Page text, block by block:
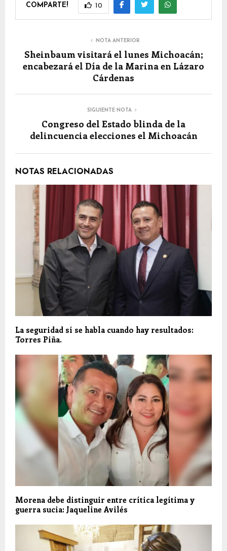
COMPARTE! 10
NOTA ANTERIOR
Sheinbaum visitará el lunes Michoacán;
encabezará el Día de la Marina en Lázaro
Cárdenas
SIGUIENTE NOTA
Congreso del Estado blinda de la
delincuencia elecciones el Michoacán
NOTAS RELACIONADAS
La seguridad sí se habla cuando hay resultados:
Torres Piña.
Morena debe distinguir entre crítica legítima y
guerra sucia: Jaqueline Avilés